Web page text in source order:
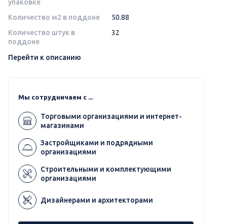
упаковке
Количество м2 в поддоне
50.88
Количество штук в
поддоне
32
Перейти к описанию
Мы сотрудничаем с ...
Торговыми организациями и интернет-
магазинами
Застройщиками и подрядными
организациями
Строительными и комплектующими
организациями
Дизайнерами и архитекторами